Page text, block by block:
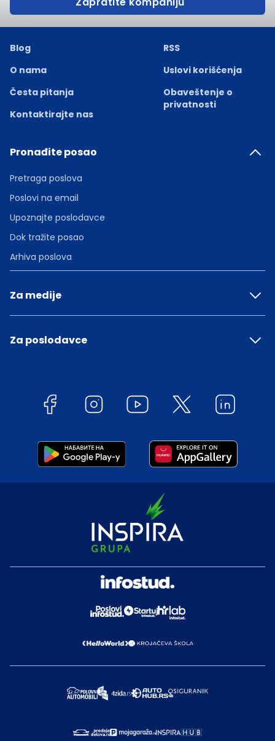
Blog
O nama
Česta pitanja
Kontaktirajte nas
RSS
Uslovi korišćenja
Obaveštenje o
privatnosti
Pronađite posao
Pretraga poslova
Poslovi na email
Upoznajte poslodavce
Dok tražite posao
Arhiva poslova
Za medije
Za poslodavce